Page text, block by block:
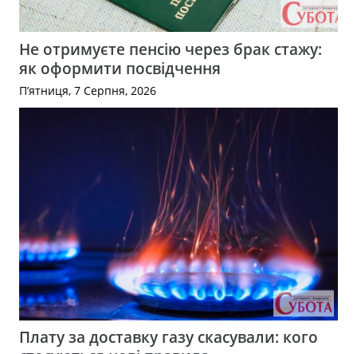
Не отримуєте пенсію через брак стажу:
як оформити посвідчення
П’ятниця, 7 Серпня, 2026
Плату за доставку газу скасували: кого